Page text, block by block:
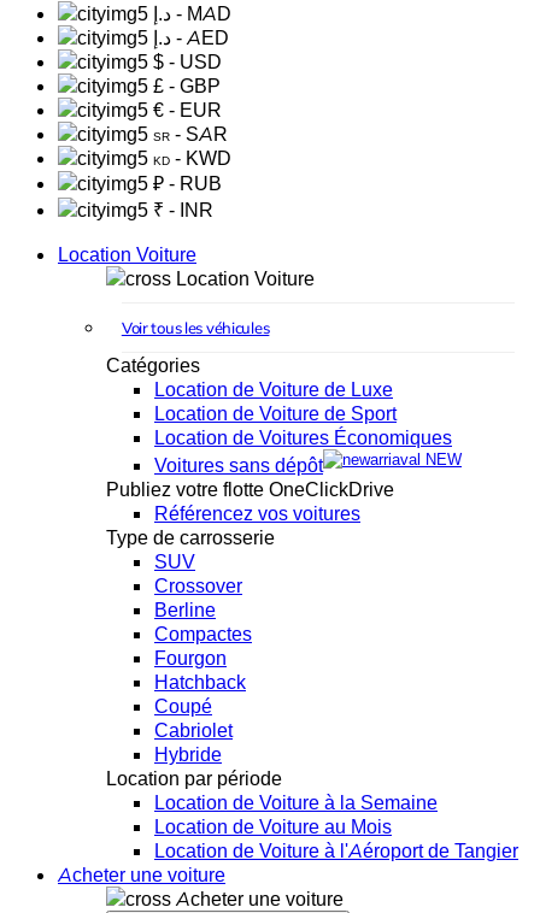
د.إ - MAD
د.إ - AED
$ - USD
£ - GBP
€ - EUR
SR - SAR
KD - KWD
₽ - RUB
₹ - INR
Location Voiture
Location Voiture
Voir tous les véhicules
Catégories
Location de Voiture de Luxe
Location de Voiture de Sport
Location de Voitures Économiques
Voitures sans dépôt
NEW
Publiez votre flotte OneClickDrive
Référencez vos voitures
Type de carrosserie
SUV
Crossover
Berline
Compactes
Fourgon
Hatchback
Coupé
Cabriolet
Hybride
Location par période
Location de Voiture à la Semaine
Location de Voiture au Mois
Location de Voiture à l'Aéroport de Tangier
Acheter une voiture
Acheter une voiture